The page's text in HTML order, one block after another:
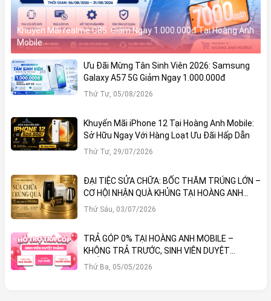
Khuyến Mãi realme C85: Giảm Ngay 1.000.000đ Tại Hoàng Anh
Mobile
Ưu Đãi Mừng Tân Sinh Viên 2026: Samsung
Galaxy A57 5G Giảm Ngay 1.000.000đ
Thứ Tư, 05/08/2026
Khuyến Mãi iPhone 12 Tại Hoàng Anh Mobile:
Sở Hữu Ngay Với Hàng Loạt Ưu Đãi Hấp Dẫn
Thứ Tư, 29/07/2026
ĐẠI TIỆC SỬA CHỮA: BỐC THĂM TRÚNG LỚN –
CƠ HỘI NHẬN QUÀ KHỦNG TẠI HOÀNG ANH
MOBILE
Thứ Sáu, 03/07/2026
TRẢ GÓP 0% TẠI HOÀNG ANH MOBILE –
KHÔNG TRẢ TRƯỚC, SINH VIÊN DUYỆT
THẲNG!
Thứ Ba, 05/05/2026